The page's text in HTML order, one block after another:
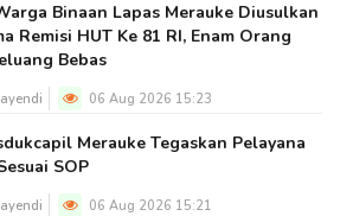
Binaan Lapas Merauke Diusulkan
Remisi HUT Ke 81 RI, Enam Orang
Bebas
06 Aug 2026 15:23
Merauke Tegaskan Pelayana
SOP
06 Aug 2026 15:21